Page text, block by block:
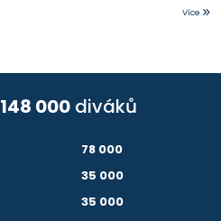
Více
148 000 diváků
78 000
35 000
35 000